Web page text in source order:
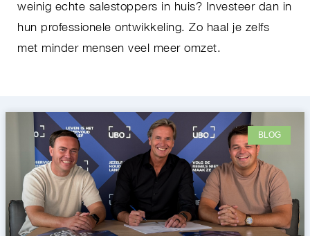
weinig echte salestoppers in huis? Investeer dan in
hun professionele ontwikkeling. Zo haal je zelfs
met minder mensen veel meer omzet.
BLOG